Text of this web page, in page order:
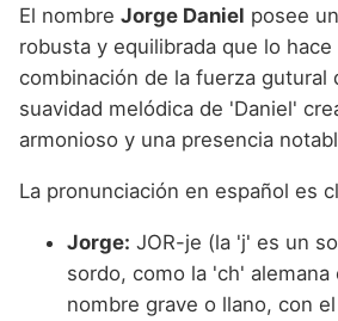
El nombre Jorge Daniel posee
robusta y equilibrada que lo
combinación de la fuerza gutural
suavidad melódica de 'Daniel'
armonioso y una presencia
La pronunciación en español es
Jorge: JOR-je (la 'j' es un
sordo, como la 'ch' alemana
nombre grave o llano, con